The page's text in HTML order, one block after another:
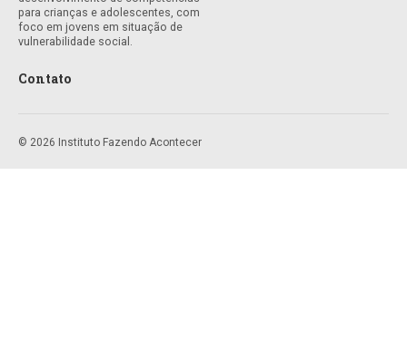
para crianças e adolescentes, com
foco em jovens em situação de
vulnerabilidade social.
Contato
© 2026 Instituto Fazendo Acontecer